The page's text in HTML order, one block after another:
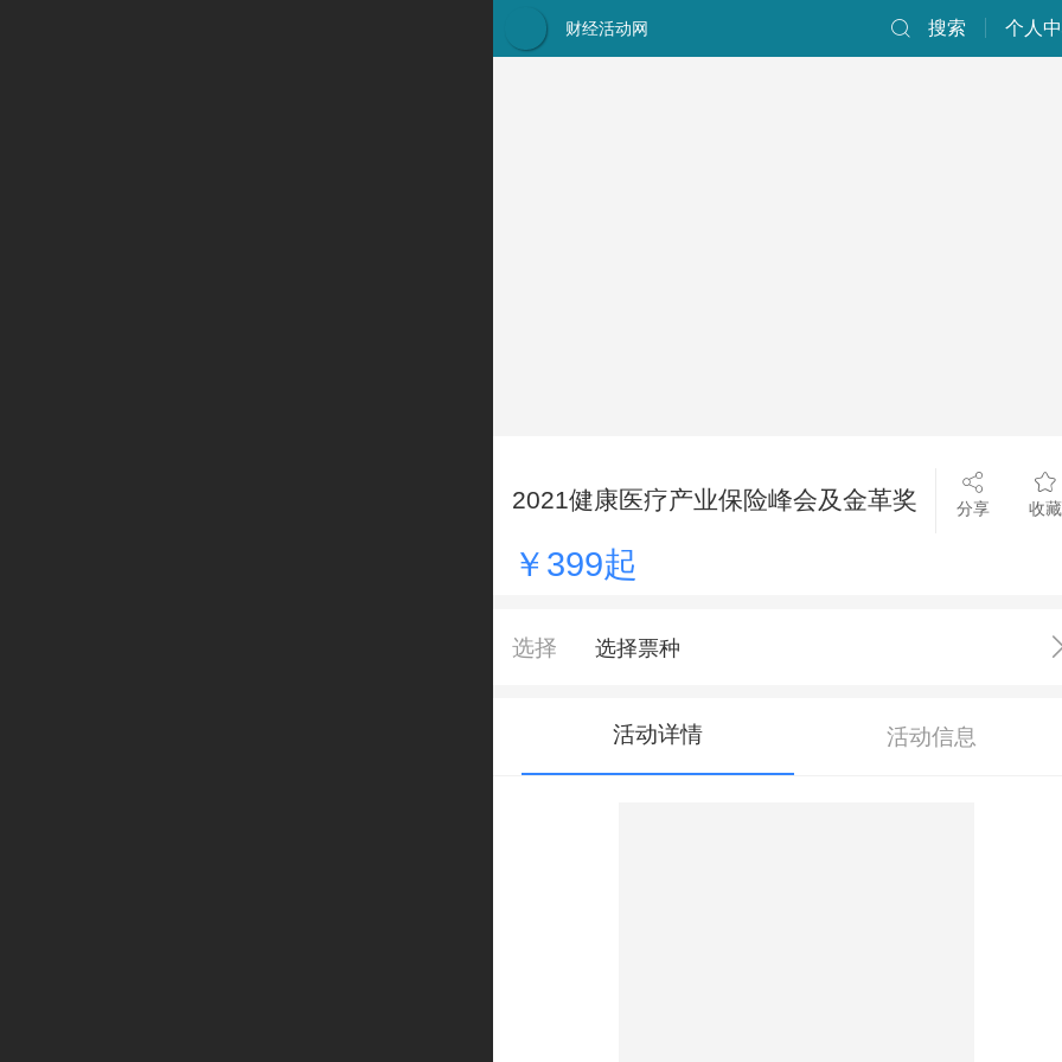
财经活动网 个人
搜索
2021健康医疗产业保险峰会及金革奖 分享 收藏
￥399起
选择 选择票种
活动详情 活动信息